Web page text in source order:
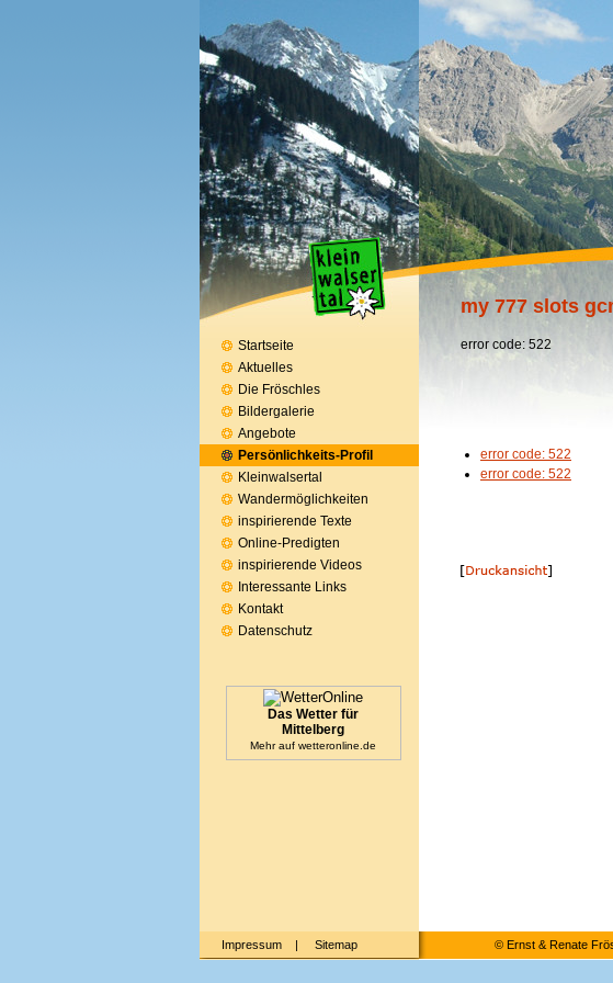
my 777 slots
error code: 522
error code: 522
error code: 522
Startseite
Aktuelles
Die Fröschles
Bildergalerie
Angebote
Persönlichkeits-Profil
Kleinwalsertal
Wandermöglichkeiten
inspirierende Texte
Online-Predigten
inspirierende Videos
Interessante Links
Kontakt
Datenschutz
Das Wetter für
Mittelberg
Mehr auf wetteronline.de
Impressum | Sitemap © Ernst & Renate